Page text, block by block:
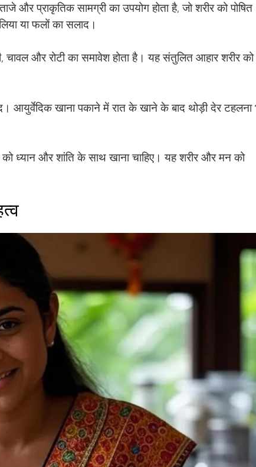
और प्राकृतिक सामग्री का उपयोग होता है, जो शरीर को पोषित
या फलों का सलाद।
और रोटी का समावेश होता है। यह संतुलित आहार शरीर को
आयुर्वेदिक खाना पकाने में रात के खाने के बाद थोड़ी देर टहलना
ध्यान और शांति के साथ खाना चाहिए। यह शरीर और मन को